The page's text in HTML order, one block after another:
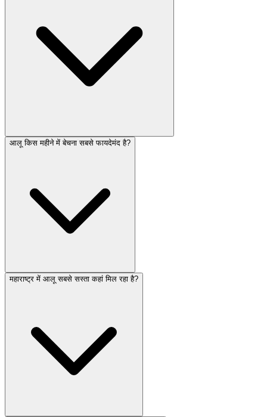
आलू किस महीने में बेचना सबसे फायदेमंद है?
महाराष्ट्र में आलू सबसे सस्ता कहां मिल रहा है?